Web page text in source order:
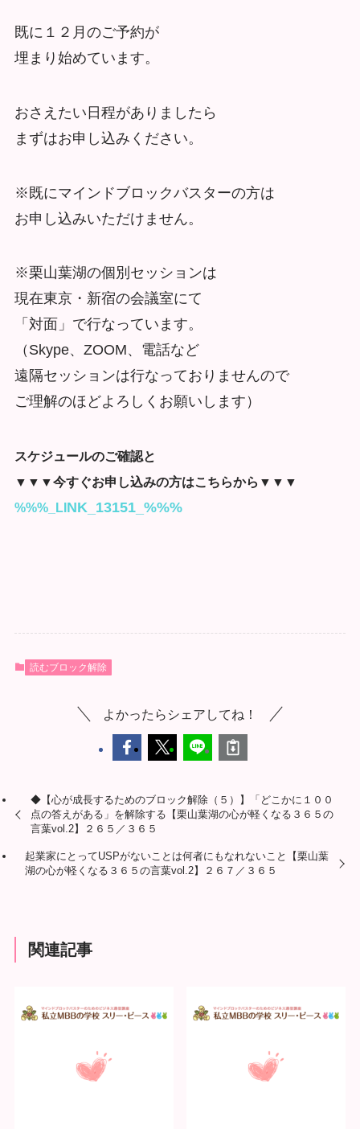
既に１２月のご予約が
埋まり始めています。
おさえたい日程がありましたら
まずはお申し込みください。
※既にマインドブロックバスターの方は
お申し込みいただけません。
※栗山葉湖の個別セッションは
現在東京・新宿の会議室にて
「対面」で行なっています。
（Skype、ZOOM、電話など
遠隔セッションは行なっておりませんので
ご理解のほどよろしくお願いします）
スケジュールのご確認と
▼▼▼今すぐお申し込みの方はこちらから▼▼▼
%%%_LI NK_13151_%%%
読むブロック解除
よかったらシェアしてね！
◆【心が成長するためのブロック解除（５）】「どこかに１００
点の答えがある」を解除する【栗山葉湖の心が軽くなる３６５の
言葉vol.2】２６５／３６５
起業家にとってUSPがないことは何者にもなれないこと【栗山葉
湖の心が軽くなる３６５の言葉vol.2】２６７／３６５
関連記事